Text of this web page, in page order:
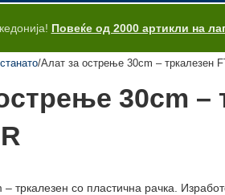
Повеќе од 2000 артикли на
Алат за острење 30cm – тркалезен
30cm –
тркалезен со пластична рачка.